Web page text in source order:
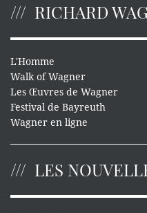
RICHARD
L'Homme
Walk of Wagner
Les Œuvres de Wagner
Festival de Bayreuth
Wagner en ligne
LES